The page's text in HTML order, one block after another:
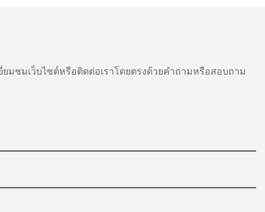
ชมเว็บไซต์หรือติดต่อเราโดยตรงด้วยคำถามหรือสอบถาม